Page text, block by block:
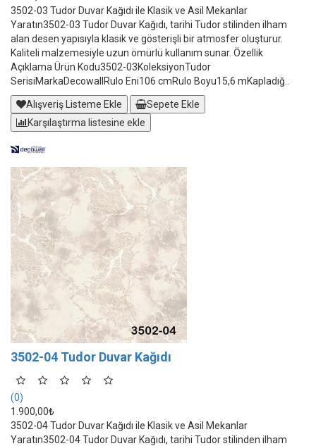
3502-03 Tudor Duvar Kağıdı ile Klasik ve Asil Mekanlar
Yaratın3502-03 Tudor Duvar Kağıdı, tarihi Tudor stilinden ilham
alan desen yapısıyla klasik ve gösterişli bir atmosfer oluşturur.
Kaliteli malzemesiyle uzun ömürlü kullanım sunar. Özellik
Açıklama Ürün Kodu3502-03KoleksiyonTudor
SerisiMarkaDecowallRulo Eni106 cmRulo Boyu15,6 mKapladığ..
Alışveriş Listeme Ekle
Sepete Ekle
Karşılaştırma listesine ekle
3502-04 Tudor Duvar Kağıdı
(0)
1.900,00₺
3502-04 Tudor Duvar Kağıdı ile Klasik ve Asil Mekanlar
Yaratın3502-04 Tudor Duvar Kağıdı, tarihi Tudor stilinden ilham